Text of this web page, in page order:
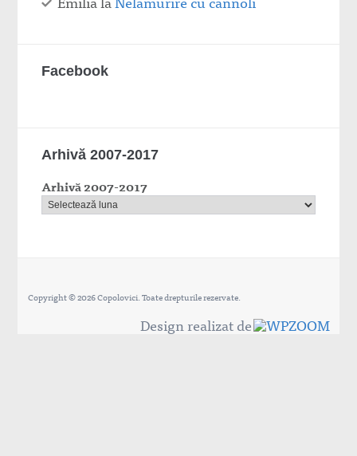
Facebook
Arhivă 2007-2017
Arhivă 2007-2017
Copyright © 2026 Copolovici. Toate drepturile rezervate.
Design realizat de